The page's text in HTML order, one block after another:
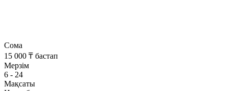
Сома
15 000 ₸ бастап
Мерзім
6 - 24
Мақсаты